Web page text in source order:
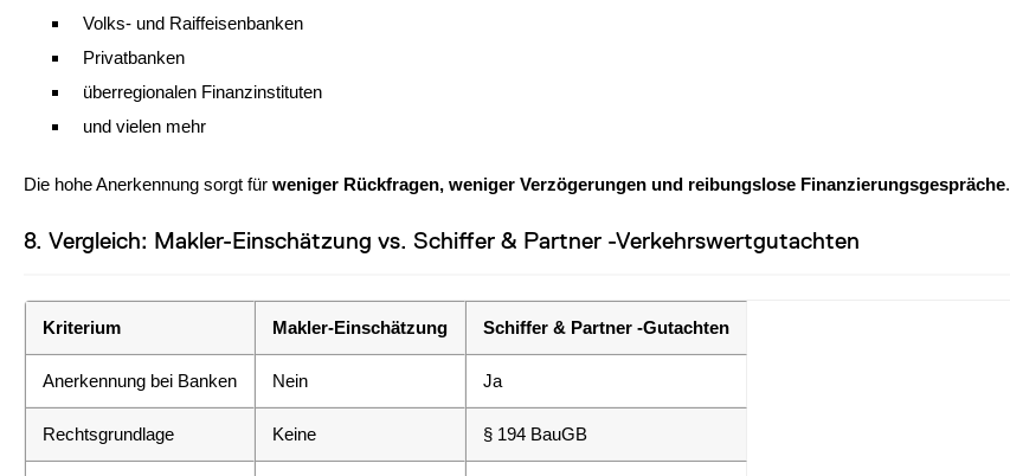
Volks- und Raiffeisenbanken
Privatbanken
überregionalen Finanzinstituten
und vielen mehr
Die hohe Anerkennung sorgt für weniger Rückfragen, weniger Verzögerungen und reibungslose Finanzierungsgespräche.
8. Vergleich: Makler-Einschätzung vs. Schiffer & Partner -Verkehrswertgutachten
Kriterium Makler-Einschätzung Schiffer & Partner -Gutachten
Anerkennung bei Banken Nein Ja
Rechtsgrundlage Keine § 194 BauGB